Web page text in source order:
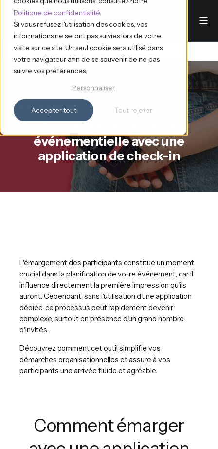
Politique de confidentialité.
Si vous refusez l'utilisation des cookies, vos
informations ne seront pas suivies lors de votre
visite sur ce site. Un seul cookie sera utilisé dans
votre navigateur afin de se souvenir de ne pas
suivre vos préférences.
Personnaliser
Accepter tout Tout rejeter
Ana d'Eventdrive 12.11.2024 3 min read
Optimisez l'expérience
événementielle avec une
application de check-in
L'émargement des participants constitue un moment
crucial dans la planification de votre événement, car il
influence directement la première impression qu'ils
auront. Cependant, sans l'utilisation d'une application
dédiée, ce processus peut rapidement devenir
complexe, surtout en présence d'un grand nombre
d'invités.
Découvrez comment cet outil simplifie vos
démarches organisationnelles et assure à vos
participants une arrivée fluide et agréable.
Comment émarger